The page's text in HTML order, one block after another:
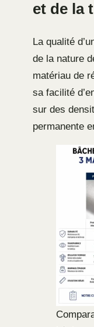
et de la
La qualité
de la nature
matériau de
sa facilité
sur des
permanente